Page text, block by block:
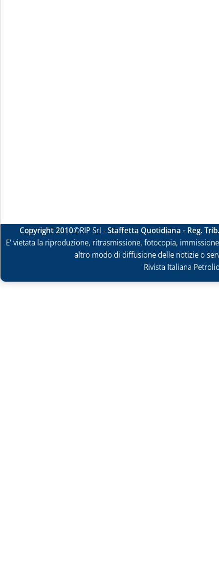
Copyright 2010©RIP Srl -Staffetta Quotidiana - Reg.
E' vietata la riproduzione, ritrasmissione, fotocopia,
altro modo di diffusione delle notizie o
Rivista Italiana